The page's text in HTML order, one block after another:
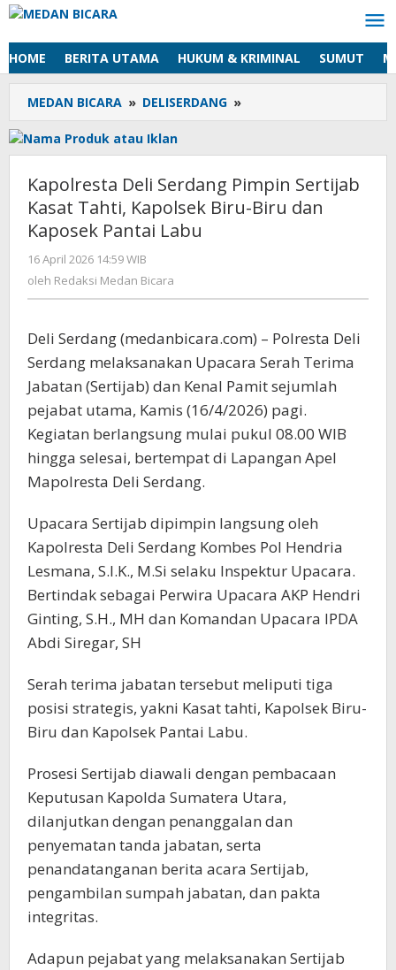
Lewati
konten
HOME BERITA UTAMA HUKUM & KRIMINAL SUMUT
MEDAN BICARA » DELISERDANG »
Deli
Pimpin
Sertijab
Kasat
Tahti,
Labu
Kapolresta Deli Serdang Pimpin Sertijab
Kasat Tahti, Kapolsek Biru-Biru dan
Kaposek Pantai Labu
16 April 2026 14:59 WIB
Redaksi
oleh Redaksi Medan Bicara
Deli Serdang (medanbicara.com) – Polresta Deli
Serdang melaksanakan Upacara Serah Terima
Jabatan (Sertijab) dan Kenal Pamit sejumlah
pejabat utama, Kamis (16/4/2026) pagi.
Kegiatan berlangsung mulai pukul 08.00 WIB
hingga selesai, bertempat di Lapangan Apel
Mapolresta Deli Serdang.
Upacara Sertijab dipimpin langsung oleh
Kapolresta Deli Serdang Kombes Pol Hendria
Lesmana, S.I.K., M.Si selaku Inspektur Upacara.
Bertindak sebagai Perwira Upacara AKP Hendri
Ginting, S.H., MH dan Komandan Upacara IPDA
Abdi Siregar, SH
Serah terima jabatan tersebut meliputi tiga
posisi strategis, yakni Kasat tahti, Kapolsek Biru-
Biru dan Kapolsek Pantai Labu.
Prosesi Sertijab diawali dengan pembacaan
Keputusan Kapolda Sumatera Utara,
dilanjutkan dengan penanggalan dan
penyematan tanda jabatan, serta
penandatanganan berita acara Sertijab,
pengambilan sumpah jabatan, dan pakta
integritas.
Adapun pejabat yang melaksanakan Sertijab